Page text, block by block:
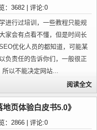
：3682 | 评论:0
进行过培训，一些教程只能规
家会有点看不懂，但是时间长
优化人员的都知道，可能某
负责任的告诉你们，一般很正
所以不能决定网站...
阅读全文
页体验白皮书5.0》
：2866 | 评论:0